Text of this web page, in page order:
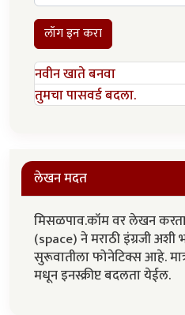
लॉग इन करा
नवीन खाते बनवा
तुमचा पासवर्ड बदला.
लेखन मदत
मिसळपाव.कॉम वर लेखन
(space) ने मराठी इंग्रजी अशी
सुरूवातीला फोनेटिक्स आहे.
मधून इनस्क्रीप्ट बदलता येईल.